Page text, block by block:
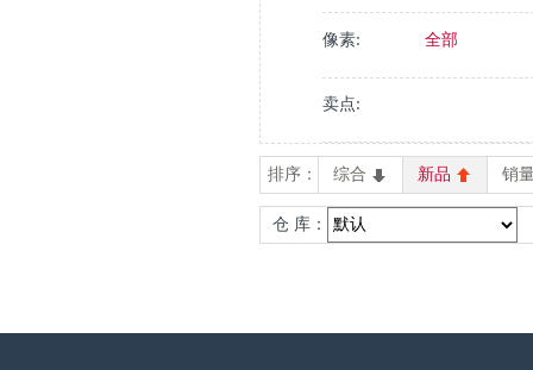
像素: 全部
卖点:
排序： 综合 新品 销
仓 库：